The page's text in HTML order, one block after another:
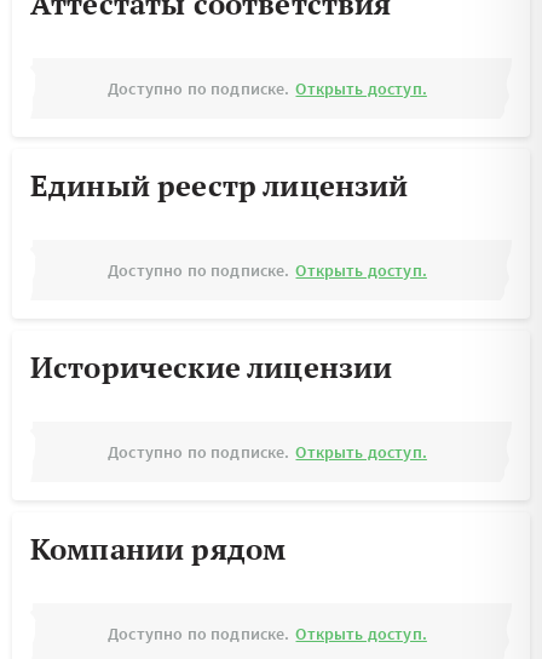
Доступно по подписке. Открыть доступ.
Единый реестр лицензий
Доступно по подписке. Открыть доступ.
Исторические лицензии
Доступно по подписке. Открыть доступ.
Компании рядом
Доступно по подписке. Открыть доступ.